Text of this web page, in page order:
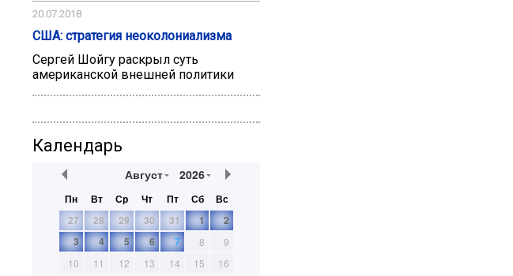
20.07.2018
США: стратегия неоколониализма
Сергей Шойгу раскрыл суть
американской внешней политики
Календарь
Август 2026
Пн Вт Ср Чт Пт Сб
Вс
27
28 29 30 31 1
2
3
4 5 6 7 8
9
10
11 12 13 14 15
16